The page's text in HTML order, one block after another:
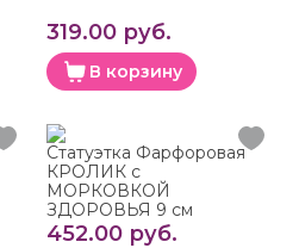
319.00 руб.
В корзину
Статуэтка Фарфоровая
КРОЛИК с
МОРКОВКОЙ
ЗДОРОВЬЯ 9 см
452.00 руб.